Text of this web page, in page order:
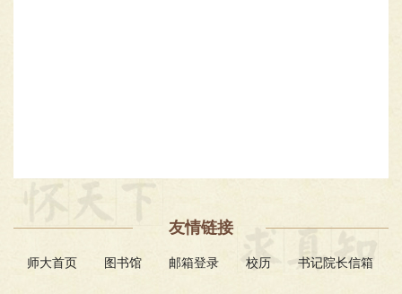
友情链接
师大首页 图书馆 邮箱登录 校历 书记院长信箱